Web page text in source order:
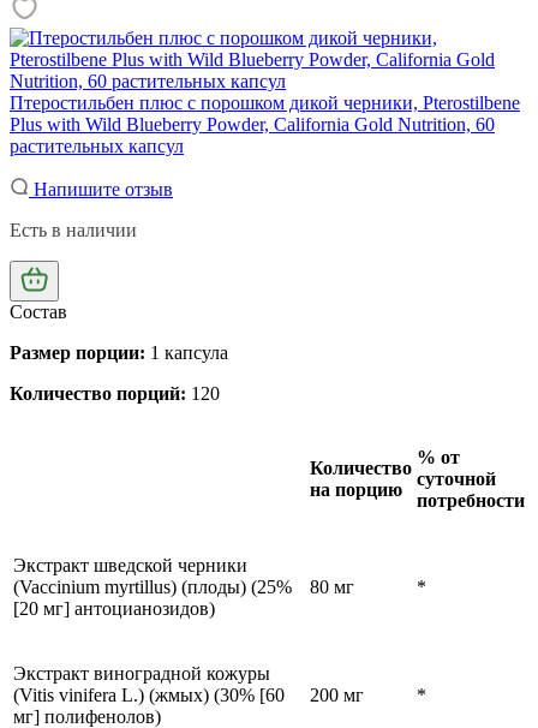
Птеростильбен плюс с порошком дикой черники, Pterostilbene
Plus with Wild Blueberry Powder, California Gold Nutrition, 60
растительных капсул
Напишите отзыв
Есть в наличии
Состав
Размер порции: 1 капсула
Количество порций: 120
Количество
на порцию
% от
суточной
потребности
Экстракт шведской черники
(Vaccinium myrtillus) (плоды) (25%
[20 мг] антоцианозидов)
80 мг *
Экстракт виноградной кожуры
(Vitis vinifera L.) (жмых) (30% [60
мг] полифенолов)
200 мг *